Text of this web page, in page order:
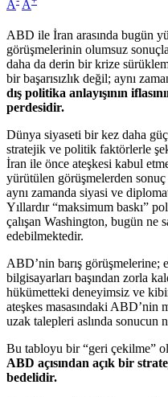
A A
ABD ile İran arasında bugün
görüşmelerinin olumsuz
daha da derin bir krize
bir başarısızlık değil; aynı
dış politika anlayışının
perdesidir.
Dünya siyaseti bir kez daha güç
stratejik ve politik faktörlerle
İran ile önce ateşkesi kabul
yürütülen görüşmelerden sonuç
aynı zamanda siyasi ve
Yıllardır “maksimum baskı”
çalışan Washington, bugün ne
edebilmektedir.
ABD’nin barış görüşmelerine;
bilgisayarları başından zorla
hükümetteki deneyimsiz ve
ateşkes masasındaki ABD’nin
uzak talepleri aslında sonucun
Bu tabloyu bir “geri çekilme”
ABD açısından açık bir
bedelidir.